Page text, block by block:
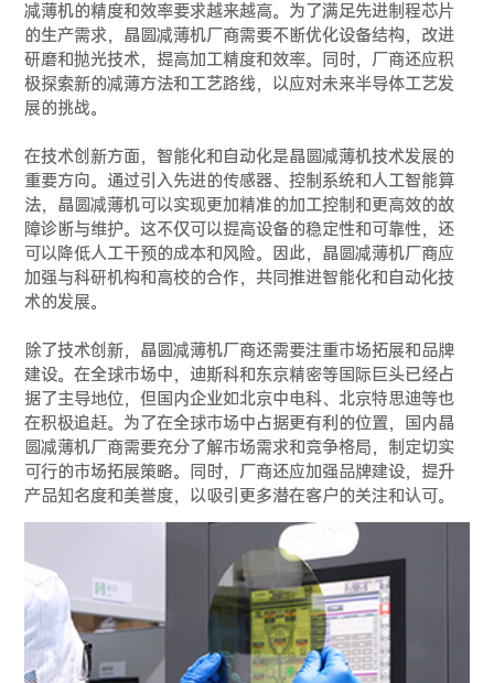
减薄机的精度和效率要求越来越高。为了满足先进制程芯片
的生产需求，晶圆减薄机厂商需要不断优化设备结构，改进
研磨和抛光技术，提高加工精度和效率。同时，厂商还应积
极探索新的减薄方法和工艺路线，以应对未来半导体工艺发
展的挑战。
在技术创新方面，智能化和自动化是晶圆减薄机技术发展的
重要方向。通过引入先进的传感器、控制系统和人工智能算
法，晶圆减薄机可以实现更加精准的加工控制和更高效的故
障诊断与维护。这不仅可以提高设备的稳定性和可靠性，还
可以降低人工干预的成本和风险。因此，晶圆减薄机厂商应
加强与科研机构和高校的合作，共同推进智能化和自动化技
术的发展。
除了技术创新，晶圆减薄机厂商还需要注重市场拓展和品牌
建设。在全球市场中，迪斯科和东京精密等国际巨头已经占
据了主导地位，但国内企业如北京中电科、北京特思迪等也
在积极追赶。为了在全球市场中占据更有利的位置，国内晶
圆减薄机厂商需要充分了解市场需求和竞争格局，制定切实
可行的市场拓展策略。同时，厂商还应加强品牌建设，提升
产品知名度和美誉度，以吸引更多潜在客户的关注和认可。